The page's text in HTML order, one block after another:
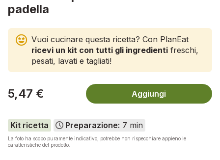
padella
Vuoi cucinare questa ricetta? Con PlanEat
ricevi un kit con tutti gli ingredienti freschi,
pesati, lavati e tagliati!
5,47 € Aggiungi
Kit ricetta Preparazione: 7 min
La foto ha scopo puramente indicativo, potrebbe non rispecchiare appieno le
caratteristiche del prodotto.